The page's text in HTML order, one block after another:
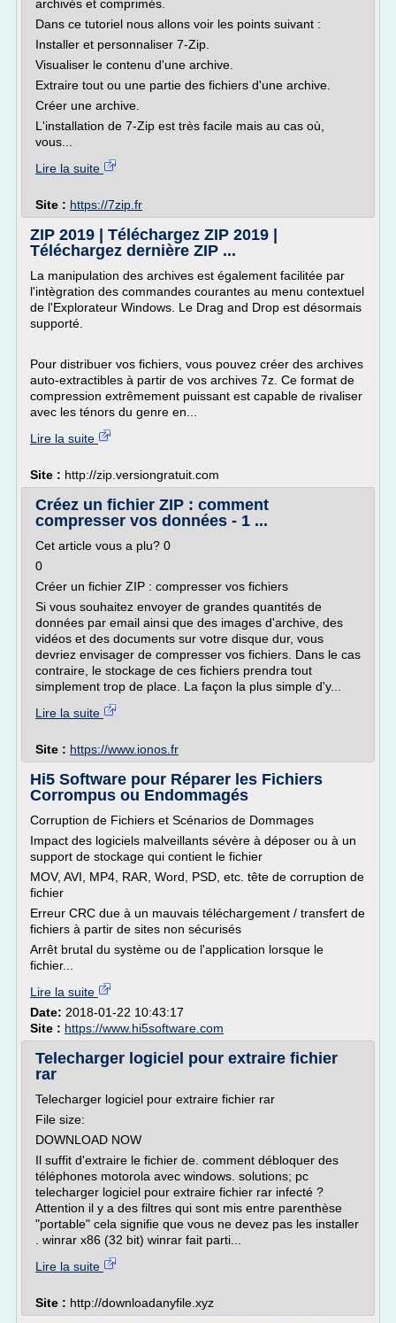
archivés et comprimés.
Dans ce tutoriel nous allons voir les points suivant :
Installer et personnaliser 7-Zip.
Visualiser le contenu d'une archive.
Extraire tout ou une partie des fichiers d'une archive.
Créer une archive.
L'installation de 7-Zip est très facile mais au cas où,
vous...
Lire la suite
Site : https://7zip.fr
ZIP 2019 | Téléchargez ZIP 2019 |
Téléchargez dernière ZIP ...
La manipulation des archives est également facilitée par
l'intègration des commandes courantes au menu contextuel
de l'Explorateur Windows. Le Drag and Drop est désormais
supporté.
Pour distribuer vos fichiers, vous pouvez créer des archives
auto-extractibles à partir de vos archives 7z. Ce format de
compression extrêmement puissant est capable de rivaliser
avec les ténors du genre en...
Lire la suite
Site : http://zip.versiongratuit.com
Créez un fichier ZIP : comment
compresser vos données - 1 ...
Cet article vous a plu? 0
0
Créer un fichier ZIP : compresser vos fichiers
Si vous souhaitez envoyer de grandes quantités de
données par email ainsi que des images d'archive, des
vidéos et des documents sur votre disque dur, vous
devriez envisager de compresser vos fichiers. Dans le cas
contraire, le stockage de ces fichiers prendra tout
simplement trop de place. La façon la plus simple d'y...
Lire la suite
Site : https://www.ionos.fr
Hi5 Software pour Réparer les Fichiers
Corrompus ou Endommagés
Corruption de Fichiers et Scénarios de Dommages
Impact des logiciels malveillants sévère à déposer ou à un
support de stockage qui contient le fichier
MOV, AVI, MP4, RAR, Word, PSD, etc. tête de corruption de
fichier
Erreur CRC due à un mauvais téléchargement / transfert de
fichiers à partir de sites non sécurisés
Arrêt brutal du système ou de l'application lorsque le
fichier...
Lire la suite
Date: 2018-01-22 10:43:17
Site : https://www.hi5software.com
Telecharger logiciel pour extraire fichier
rar
Telecharger logiciel pour extraire fichier rar
File size:
DOWNLOAD NOW
Il suffit d'extraire le fichier de. comment débloquer des
téléphones motorola avec windows. solutions; pc
telecharger logiciel pour extraire fichier rar infecté ?
Attention il y a des filtres qui sont mis entre parenthèse
"portable" cela signifie que vous ne devez pas les installer
. winrar x86 (32 bit) winrar fait parti...
Lire la suite
Site : http://downloadanyfile.xyz